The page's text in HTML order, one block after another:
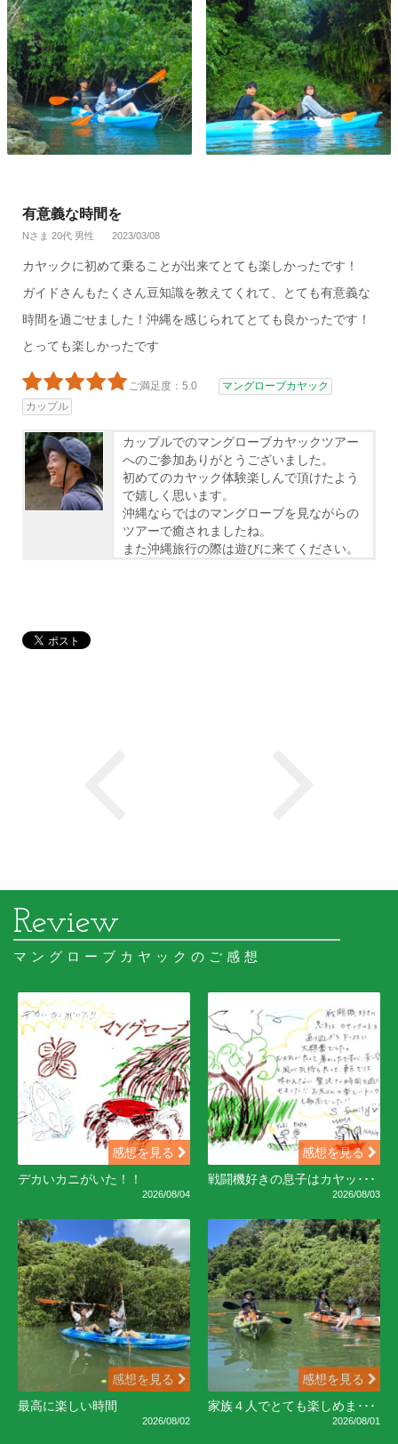
有意義な時間を
Nさま 20代 男性 2023/03/08
カヤックに初めて乗ることが出来てとても楽しかったです！
ガイドさんもたくさん豆知識を教えてくれて、とても有意義な
時間を過ごせました！沖縄を感じられてとても良かったです！
とっても楽しかったです
ご満足度：5.0
マングローブカヤック
カップル
カップルでのマングローブカヤックツアー
へのご参加ありがとうございました。
初めてのカヤック体験楽しんで頂けたよう
で嬉しく思います。
沖縄ならではのマングローブを見ながらの
ツアーで癒されましたね。
また沖縄旅行の際は遊びに来てください。
マングローブカヤックのご感想
感想を見る
デカいカニがいた！！
2026/08/04
感想を見る
戦闘機好きの息子はカヤッ･･･
2026/08/03
感想を見る
最高に楽しい時間
2026/08/02
感想を見る
家族４人でとても楽しめま･･･
2026/08/01